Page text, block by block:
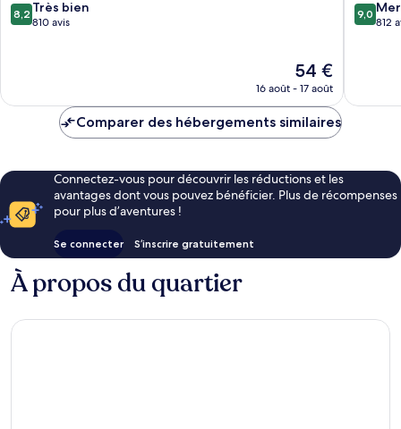
8.2
sur
8,2 Très bien
810 avis
Le
nouveau
est
de
54 €
16 août - 17 août
9.0
sur
9,0
812
Comparer des hébergements similaires
Connectez-vous pour découvrir les réductions et les
avantages dont vous pouvez bénéficier. Plus de récompenses
pour plus d’aventures !
Se connecter S’inscrire gratuitement
À propos du quartier